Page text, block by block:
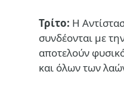
Τρίτο: Η
συνδέονται με
αποτελούν
και όλων των